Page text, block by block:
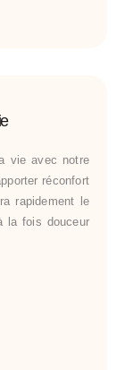
vie avec notre
réconfort
rapidement le
la fois douceur